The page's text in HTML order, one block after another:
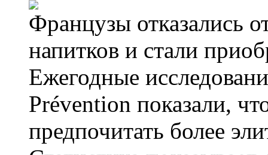
Французы отказались
напитков и стали
Ежегодные
Prévention показали,
предпочитать более